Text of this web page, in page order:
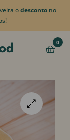
odesconto no
0